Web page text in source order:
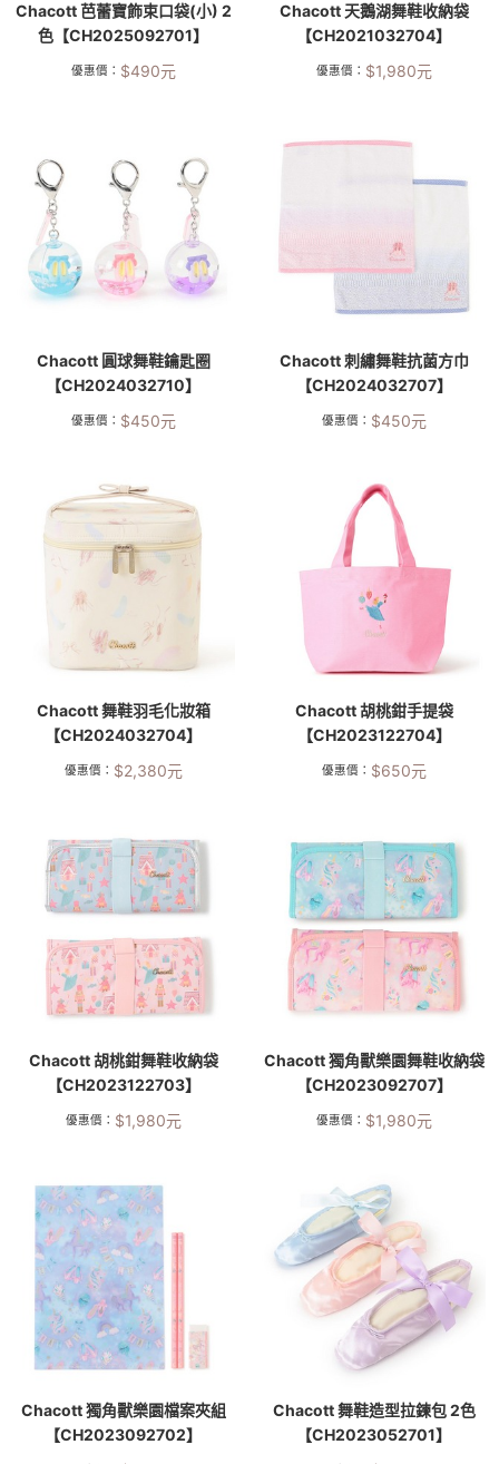
Chacott 芭蕾寶飾束口袋(小) 2
色【CH2025092701】
優惠價： $490元
Chacott 天鵝湖舞鞋收納袋
【CH2021032704】
優惠價： $1,980元
Chacott 圓球舞鞋鑰匙圈
【CH2024032710】
優惠價： $450元
Chacott 刺繡舞鞋抗菌方巾
【CH2024032707】
優惠價： $450元
Chacott 舞鞋羽毛化妝箱
【CH2024032704】
優惠價： $2,380元
Chacott 胡桃鉗手提袋
【CH2023122704】
優惠價： $650元
Chacott 胡桃鉗舞鞋收納袋
【CH2023122703】
優惠價： $1,980元
Chacott 獨角獸樂園舞鞋收納袋
【CH2023092707】
優惠價： $1,980元
Chacott 獨角獸樂園檔案夾組
【CH2023092702】
Chacott 舞鞋造型拉鍊包 2色
【CH2023052701】